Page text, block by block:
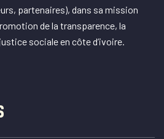
partenaires), dans sa mission
de la transparence, la
sociale en côte d’ivoire.